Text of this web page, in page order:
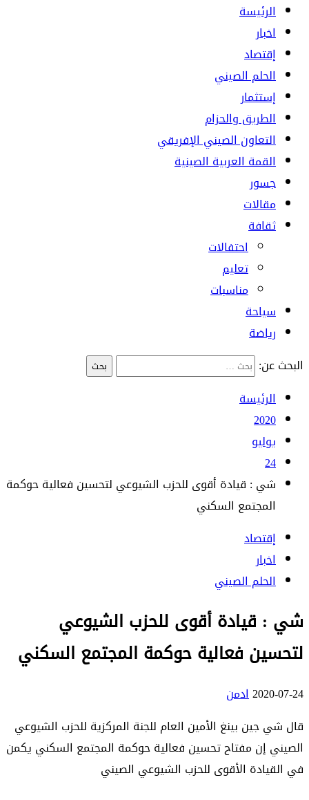
الرئيسة
اخبار
إقتصاد
الحلم الصيني
إستثمار
الطريق والحزام
التعاون الصيني الإفريقي
القمة العربية الصينية
جسور
مقالات
ثقافة
احتفالات
تعليم
مناسبات
سياحة
رياضة
البحث عن:
الرئيسة
2020
يوليو
24
شي : قيادة أقوى للحزب الشيوعي لتحسين فعالية حوكمة
المجتمع السكني
إقتصاد
اخبار
الحلم الصيني
شي : قيادة أقوى للحزب الشيوعي
لتحسين فعالية حوكمة المجتمع السكني
2020-07-24ادمن
قال شي جين بينغ الأمين العام للجنة المركزية للحزب الشيوعي
الصيني إن مفتاح تحسين فعالية حوكمة المجتمع السكني يكمن
في القيادة الأقوى للحزب الشيوعي الصيني